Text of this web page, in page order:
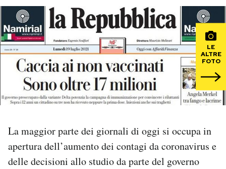
Mondiali calcio 2026
PODCAST
NEWSLETTER
LE
ALTRE
FOTO
La maggior parte dei giornali di oggi si occupa in
apertura dell’aumento dei contagi da coronavirus e
delle decisioni allo studio da parte del governo